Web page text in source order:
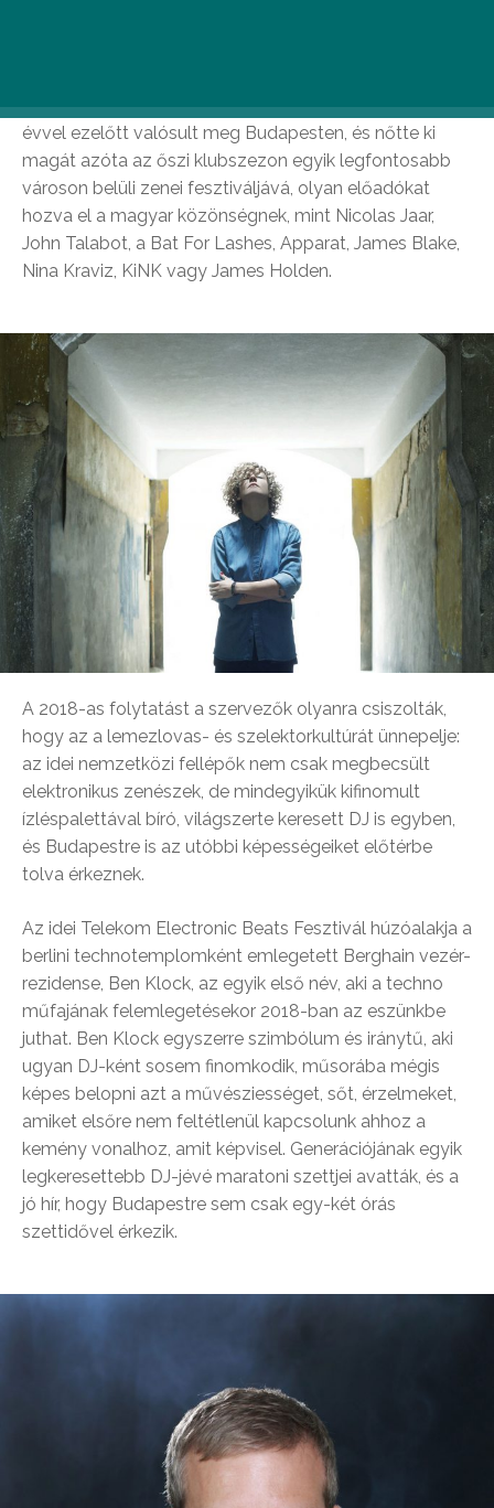
Az elsőTelekom Electronic Beats Fesztiváltizenkét
évvel ezelőtt valósult meg Budapesten, és nőtte ki
magát azóta az őszi klubszezon egyik legfontosabb
városon belüli zenei fesztiváljává, olyan előadókat
hozva el a magyar közönségnek, mint Nicolas Jaar,
John Talabot, a Bat For Lashes, Apparat, James Blake,
Nina Kraviz, KiNK vagy James Holden.
A 2018-as folytatást a szervezők olyanra csiszolták,
hogy az a lemezlovas- és szelektorkultúrát ünnepelje:
az idei nemzetközi fellépők nem csak megbecsült
elektronikus zenészek, de mindegyikük kifinomult
ízléspalettával bíró, világszerte keresett DJ is egyben,
és Budapestre is az utóbbi képességeiket előtérbe
tolva érkeznek.
Az idei Telekom Electronic Beats Fesztivál húzóalakja a
berlini technotemplomként emlegetett Berghain vezér-
rezidense, Ben Klock, az egyik első név, aki a techno
műfajának felemlegetésekor 2018-ban az eszünkbe
juthat. Ben Klock egyszerre szimbólum és iránytű, aki
ugyan DJ-ként sosem finomkodik, műsorába mégis
képes belopni azt a művésziességet, sőt, érzelmeket,
amiket elsőre nem feltétlenül kapcsolunk ahhoz a
kemény vonalhoz, amit képvisel. Generációjának egyik
legkeresettebb DJ-jévé maratoni szettjei avatták, és a
jó hír, hogy Budapestre sem csak egy-két órás
szettidővel érkezik.